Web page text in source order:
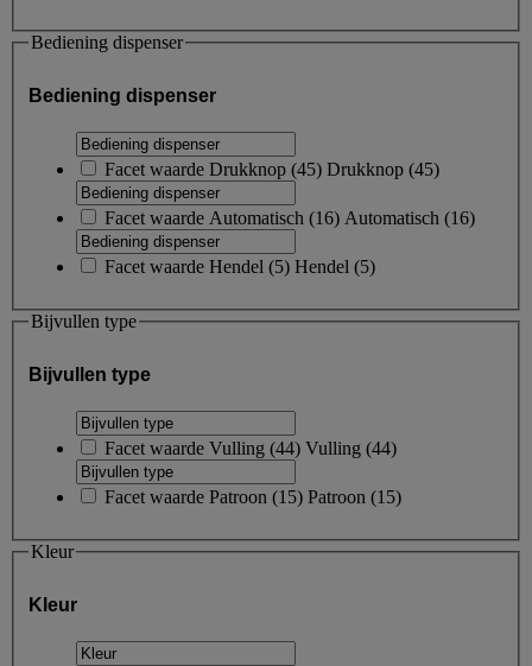
Bediening dispenser
Bediening dispenser
Facet waarde Drukknop (45) Drukknop (45)
Facet waarde Automatisch (16) Automatisch (16)
Facet waarde Hendel (5) Hendel (5)
Bijvullen type
Bijvullen type
Facet waarde Vulling (44) Vulling (44)
Facet waarde Patroon (15) Patroon (15)
Kleur
Kleur